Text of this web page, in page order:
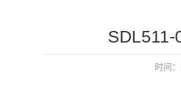
SDL511-
时间